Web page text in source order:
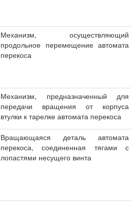
Механизм, осуществляющий
продольное перемещение автомата
перекоса
Механизм, предназначенный для
передачи вращения от корпуса
втулки к тарелке автомата перекоса
Вращающаяся деталь автомата
перекоса, соединенная тягами с
лопастями несущего винта